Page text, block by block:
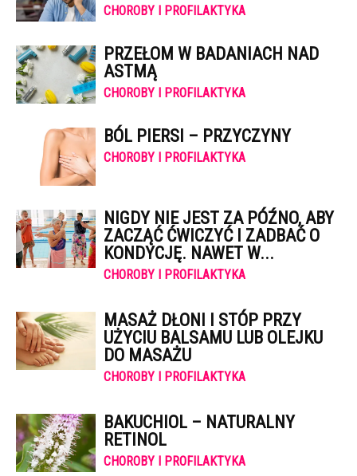
CHOROBY I PROFILAKTYKA
PRZEŁOM W BADANIACH NAD
ASTMĄ
CHOROBY I PROFILAKTYKA
BÓL PIERSI – PRZYCZYNY
CHOROBY I PROFILAKTYKA
NIGDY NIE JEST ZA PÓŹNO, ABY
ZACZĄĆ ĆWICZYĆ I ZADBAĆ O
KONDYCJĘ. NAWET W...
CHOROBY I PROFILAKTYKA
MASAŻ DŁONI I STÓP PRZY
UŻYCIU BALSAMU LUB OLEJKU
DO MASAŻU
CHOROBY I PROFILAKTYKA
BAKUCHIOL – NATURALNY
RETINOL
CHOROBY I PROFILAKTYKA